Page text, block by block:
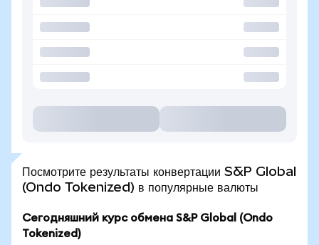
Посмотрите результаты конвертации S&P Global
(Ondo Tokenized) в популярные валюты
Сегодняшний курс обмена S&P Global (Ondo
Tokenized)